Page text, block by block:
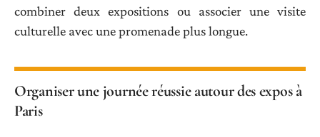
combiner deux expositions ou associer une visite
culturelle avec une promenade plus longue.
Organiser une journée réussie autour des expos à
Paris